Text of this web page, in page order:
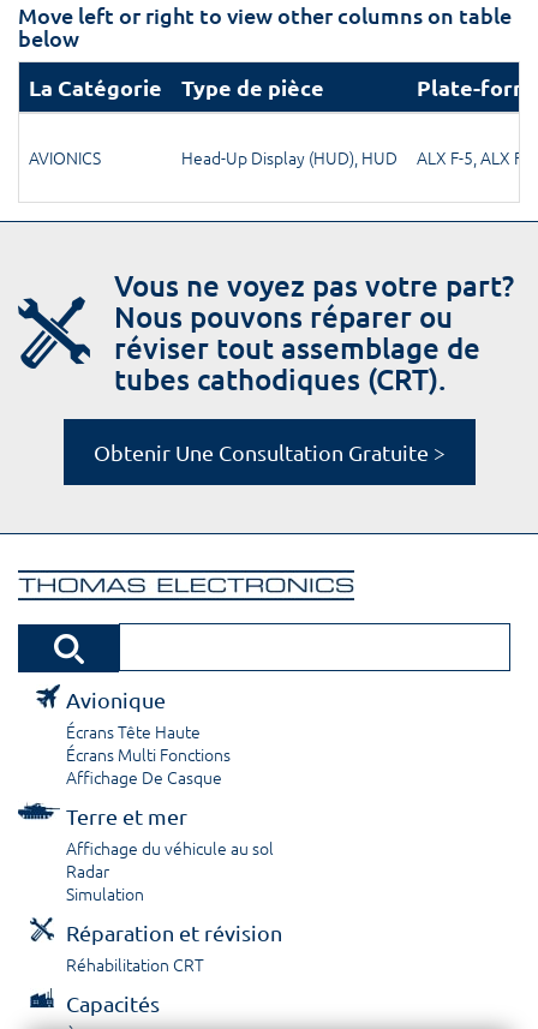
Move left or right to view other columns on table
below
La Catégorie
Type de pièce Plate-
AVIONICS Head-Up Display (HUD), HUD ALX F-5,ALX F5
Vous ne voyez pas votre part?
Nous pouvons réparer ou
réviser tout assemblage de
tubes cathodiques (CRT).
Obtenir Une Consultation Gratuite >
Avionique
Écrans Tête Haute
Écrans Multi Fonctions
Affichage De Casque
Terre et mer
Affichage du véhicule au sol
Radar
Simulation
Réparation et révision
Réhabilitation CRT
Capacités